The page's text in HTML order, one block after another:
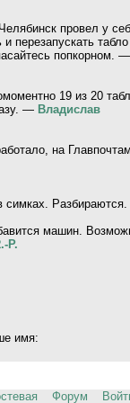
провел у
перезапускать
попкорном. —
19 из 20
— Владислав
на
машин.
P.
имя:
Форум